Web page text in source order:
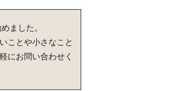
ました。
ことや小さなこと
にお問い合わせく